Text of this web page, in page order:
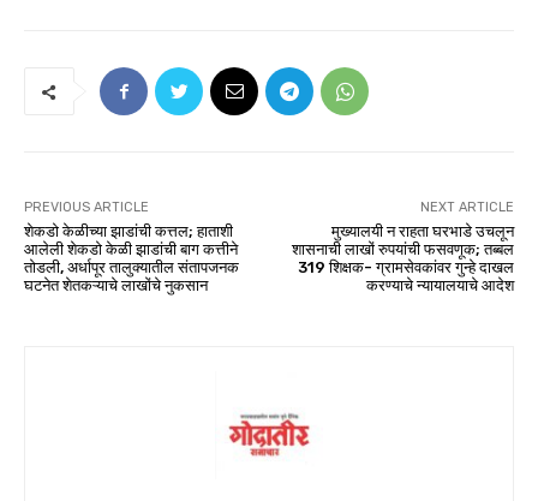
PREVIOUS ARTICLE
शेकडो केळीच्या झाडांची कत्तल; हाताशी
आलेली शेकडो केळी झाडांची बाग कत्तीने
तोडली, अर्धापूर तालुक्यातील संतापजनक
घटनेत शेतकऱ्याचे लाखोंचे नुकसान
NEXT ARTICLE
मुख्यालयी न राहता घरभाडे उचलून
शासनाची लाखों रुपयांची फसवणूक; तब्बल
319 शिक्षक- ग्रामसेवकांवर गुन्हे दाखल
करण्याचे न्यायालयाचे आदेश